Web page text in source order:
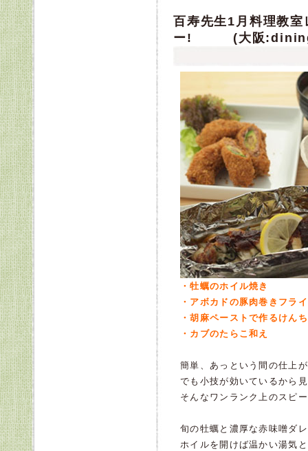
百寿先生1月料理教
ー! (大阪:dining
・牡蠣のホイル焼き
・アボカドの豚肉巻きフライ
・胡麻ペーストで作るけん
・カブのたらこ和え
簡単、あっという間の仕上
でも小技が効いているから
そんなワンランク上のスピ
旬の牡蠣と濃厚な赤味噌ダ
ホイルを開けば温かい湯気